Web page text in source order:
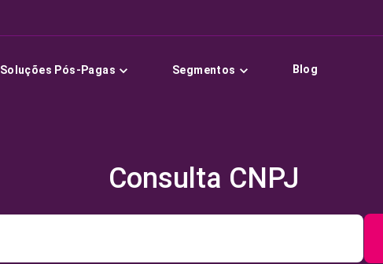
Soluções Pós-Pagas Segmentos Blog
Consulta CNPJ